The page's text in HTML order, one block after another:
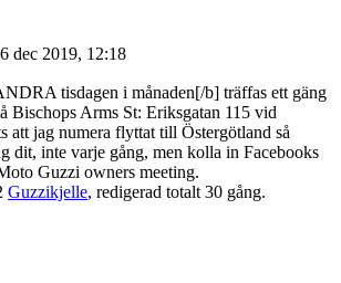
dec 2019, 12:18
tisdagen i månaden[/b] träffas ett gäng
Bischops Arms St: Eriksgatan 115 vid
att jag numera flyttat till Östergötland så
dit, inte varje gång, men kolla in Facebooks
Guzzi owners meeting.
Guzzikjelle, redigerad totalt 30 gång.